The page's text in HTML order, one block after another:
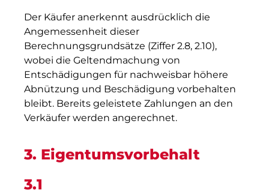
Der Käufer anerkennt ausdrücklich die
Angemessenheit dieser
Berechnungsgrundsätze (Ziffer 2.8, 2.10),
wobei die Geltendmachung von
Entschädigungen für nachweisbar höhere
Abnützung und Beschädigung vorbehalten
bleibt. Bereits geleistete Zahlungen an den
Verkäufer werden angerechnet.
3. Eigentumsvorbehalt
3.1